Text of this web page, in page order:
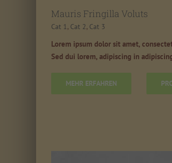
Mauris Fringilla Voluts
Cat 1, Cat 2, Cat 3
Lorem ipsum dolor sit amet,
Sed dui lorem, adipiscing in
MEHR ERFAHREN